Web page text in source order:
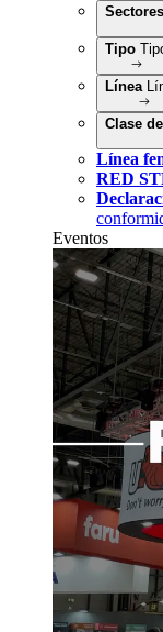
Tipo
Línea
Clase
Línea
RED
Eventos